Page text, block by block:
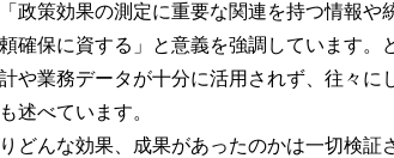
政策効果の測定に重要な関連を持つ情報や
確保に資する」と意義を強調しています。
や業務データが十分に活用されず、往々に
述べています。
どんな効果、成果があったのかは一切検証